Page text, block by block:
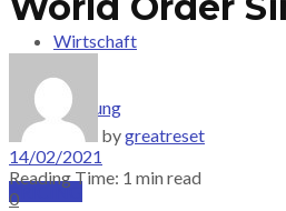
Wirtschaft
Meinung
PRICING
bygreatreset
14/02/2021
Reading Time: 1 min read
0